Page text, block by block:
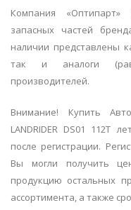
Компания «Оптипарт»
запасных частей
наличии представлены
так и аналоги
производителей.
Внимание! Купить
LANDRIDER DS01 112T
после регистрации.
Вы могли получить
продукцию остальных
ассортимента, а также